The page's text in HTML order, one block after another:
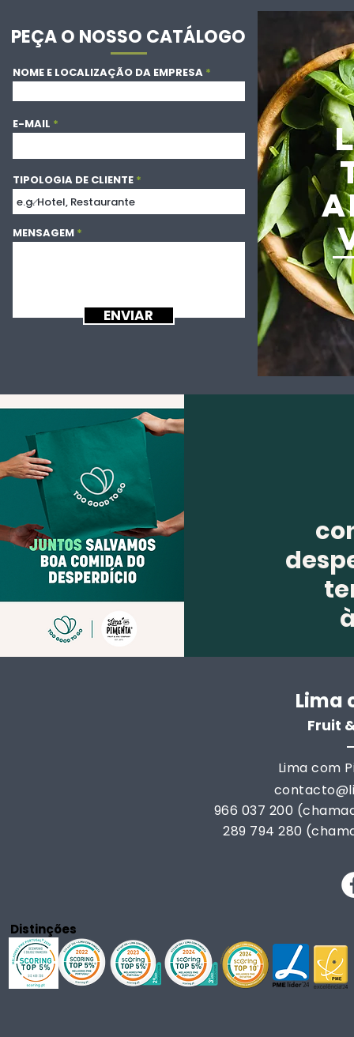
PEÇA O NOSSO CATÁLOGO
NOME E LOCALIZAÇÃO DA EMPRESA
E-MAIL
TIPOLOGIA DE CLIENTE
MENSAGEM
ENVIAR
Lima
Fruit
Lima com
966 037 200
289 794 280
Distinções